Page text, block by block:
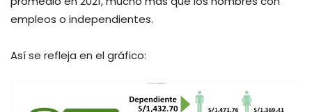
empleos o independientes.
Así se refleja en el gráfico: